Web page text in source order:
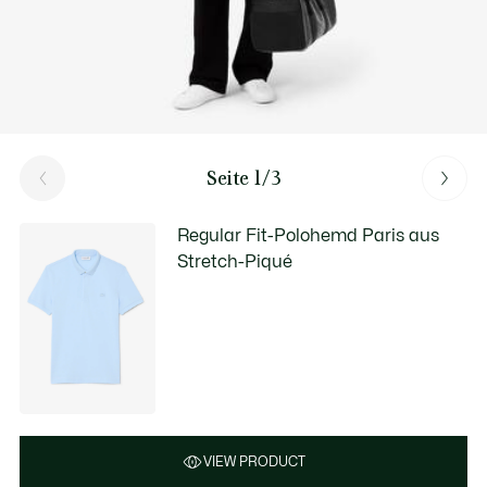
Seite 1/3
Regular Fit-Polohemd Paris aus
Stretch-Piqué
VIEW PRODUCT